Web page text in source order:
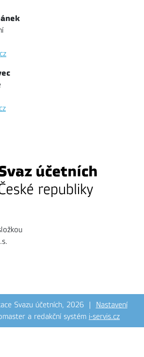
Svazu účetních, 2026 | Nastavení
a redakční systém i-servis.cz